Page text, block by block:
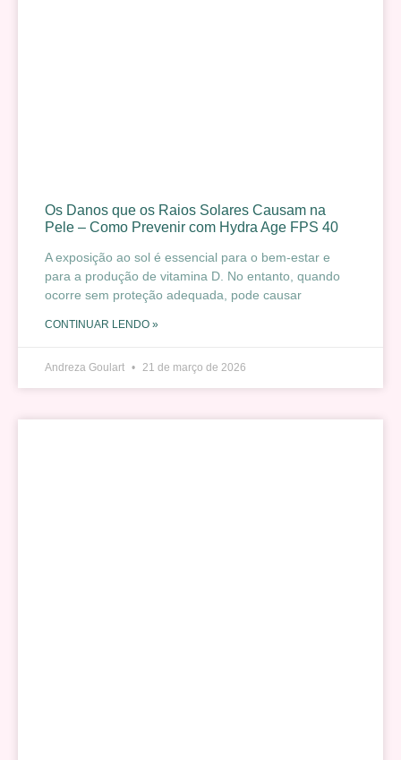
Os Danos que os Raios Solares Causam na
Pele – Como Prevenir com Hydra Age FPS 40
A exposição ao sol é essencial para o bem-estar e
para a produção de vitamina D. No entanto, quando
ocorre sem proteção adequada, pode causar
CONTINUAR LENDO »
Andreza Goulart 21 de março de 2026